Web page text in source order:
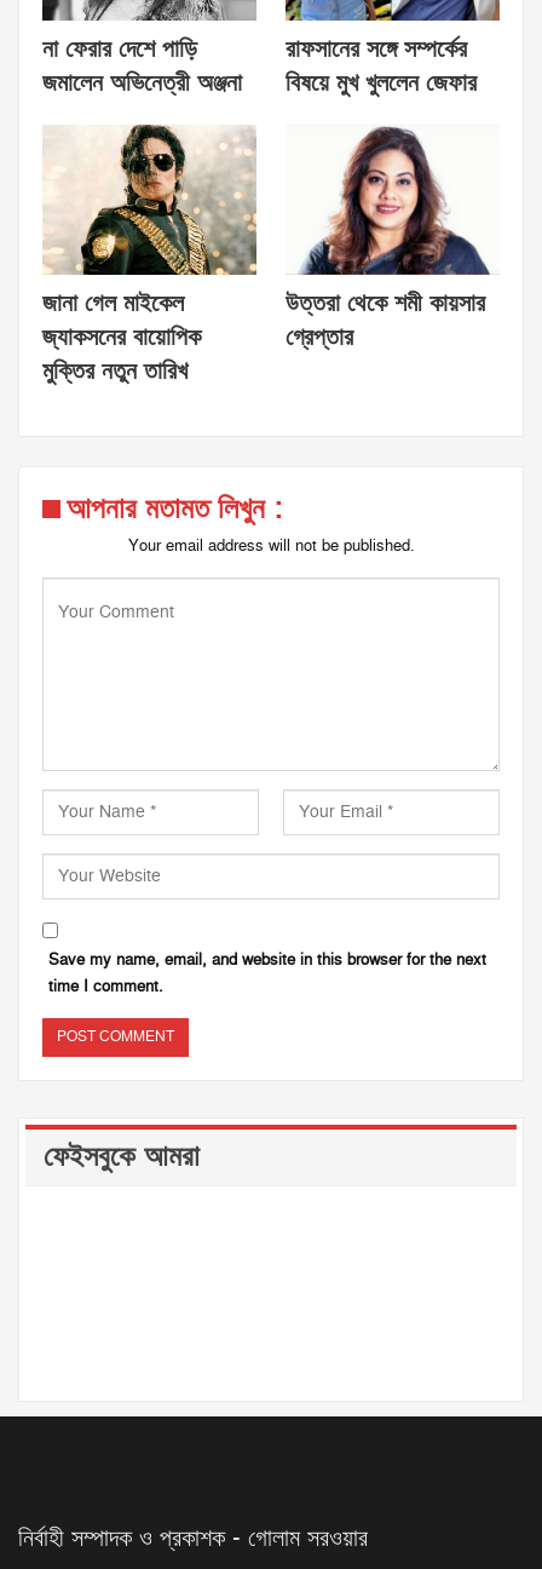
না ফেরার দেশে পাড়ি
জমালেন অভিনেত্রী অঞ্জনা
রাফসানের সঙ্গে সম্পর্কের
বিষয়ে মুখ খুললেন জেফার
জানা গেল মাইকেল
জ্যাকসনের বায়োপিক
মুক্তির নতুন তারিখ
উত্তরা থেকে শমী কায়সার
গ্রেপ্তার
আপনার মতামত লিখুন :
Your email address will not be published.
Save my name, email, and website in this browser for the next
time I comment.
ফেইসবুকে আমরা
নির্বাহী সম্পাদক ও প্রকাশক - গোলাম সরওয়ার